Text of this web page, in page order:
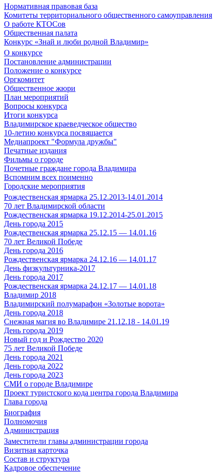
Нормативная правовая база
Комитеты территориального общественного самоуправления
О работе КТОСов
Общественная палата
Конкурс «Знай и люби родной Владимир»
О конкурсе
Постановление администрации
Положение о конкурсе
Оргкомитет
Общественное жюри
План мероприятий
Вопросы конкурса
Итоги конкурса
Владимирское краеведческое общество
10-летию конкурса посвящается
Медиапроект "Формула дружбы"
Печатные издания
Фильмы о городе
Почетные граждане города Владимира
Вспомним всех поименно
Городские мероприятия
Рождественская ярмарка 25.12.2013-14.01.2014
70 лет Владимирской области
Рождественская ярмарка 19.12.2014-25.01.2015
День города 2015
Рождественская ярмарка 25.12.15 — 14.01.16
70 лет Великой Победе
День города 2016
Рождественская ярмарка 24.12.16 — 14.01.17
День физкультурника-2017
День города 2017
Рождественская ярмарка 24.12.17 — 14.01.18
Владимир 2018
Владимирский полумарафон «Золотые ворота»
День города 2018
Снежная магия во Владимире 21.12.18 - 14.01.19
День города 2019
Новый год и Рождество 2020
75 лет Великой Победе
День города 2021
День города 2022
День города 2023
СМИ о городе Владимире
Проект туристского кода центра города Владимира
Глава города
Биография
Полномочия
Администрация
Заместители главы администрации города
Визитная карточка
Состав и структура
Кадровое обеспечение